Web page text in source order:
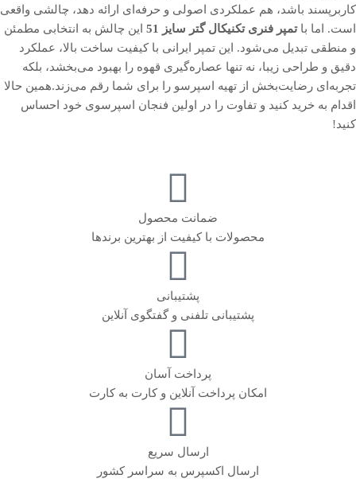
کاربرپسند باشد، هم عملکردی اصولی و حرفه‌ای ارائه دهد، چالشی واقعی
است. اما باتمپر فنری تکنیکال گتر سایز 51
این چالش به انتخابی مطمئن
و منطقی تبدیل می‌شود. این تمپر ایرانی با کیفیت ساخت بالا، عملکرد
دقیق و طراحی زیبا، نه تنها عصاره‌گیری قهوه را بهبود می‌بخشد، بلکه
تجربه‌ای رضایت‌بخش از تهیه اسپرسو را برای شما رقم می‌زند.همین حالا
اقدام به خرید کنید و تفاوت را در اولین فنجان اسپرسوی خود احساس
کنید!
ضمانت محصول
محصولات با کیفیت از بهترین برندها
پشتیبانی
پشتیبانی تلفنی و گفتگوی آنلاین
پرداخت آسان
امکان پرداخت آنلاین و کارت به کارت
ارسال سریع
ارسال اکسپرس به سراسر کشور